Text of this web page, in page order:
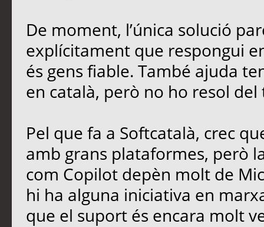
De moment, l’única solució
explícitament que respongui
és gens fiable. També ajuda
en català, però no ho resol del
Pel que fa a Softcatalà, crec
amb grans plataformes, però
com Copilot depèn molt de
hi ha alguna iniciativa en
que el suport és encara molt